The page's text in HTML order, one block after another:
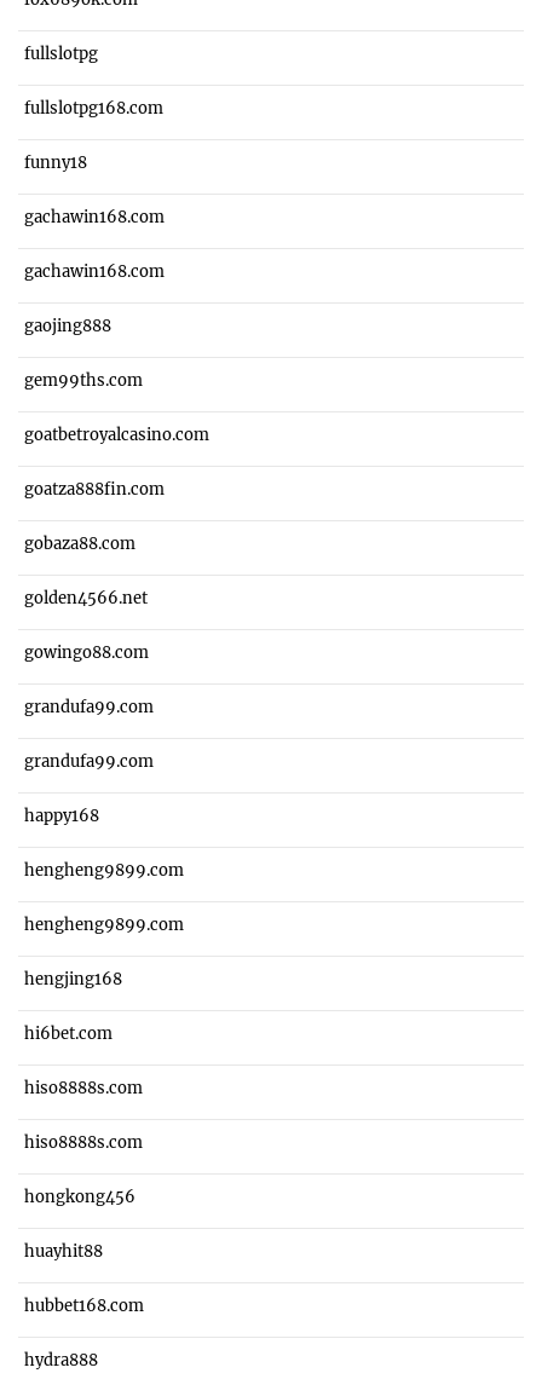
fullslotpg
fullslotpg168.com
funny18
gachawin168.com
gachawin168.com
gaojing888
gem99ths.com
goatbetroyalcasino.com
goatza888fin.com
gobaza88.com
golden4566.net
gowingo88.com
grandufa99.com
grandufa99.com
happy168
hengheng9899.com
hengheng9899.com
hengjing168
hi6bet.com
hiso8888s.com
hiso8888s.com
hongkong456
huayhit88
hubbet168.com
hydra888